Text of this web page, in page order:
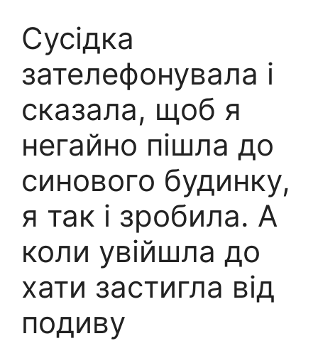
Сусідка
зателефонувала і
сказала, щоб я
негайно пішла до
синового будинку,
я так і зробила. А
коли увійшла до
хати застигла від
подиву